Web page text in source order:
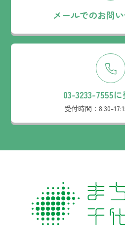
メールでのお問
03-3233-7555
受付時間： 8:30-